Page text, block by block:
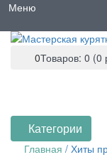
Меню
0Товаров: 0 (0
Категории
Главная / Хиты